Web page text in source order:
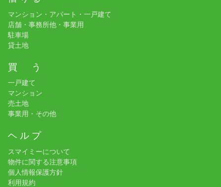
マンション・アパート・一戸建て
店舗・事務所他・事業用
駐車場
貸土地
買 う
一戸建て
マンション
売土地
事業用・その他
ヘ ル プ
スマイミーについて
物件に関する注意事項
個人情報保護方針
利用規約